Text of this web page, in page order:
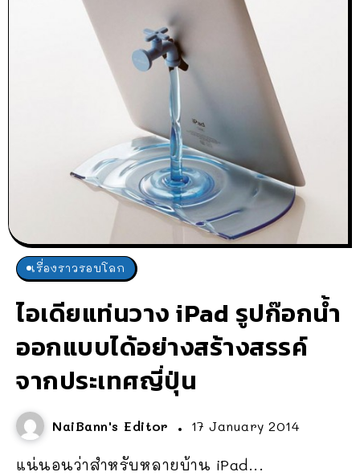
เรื่องราวรอบโลก
ไอเดียแท่นวาง iPad รูปก๊อกน้ำ
ออกแบบได้อย่างสร้างสรรค์
จากประเทศญี่ปุ่น
NaiBann's Editor 17 January 2014
แน่นอนว่าสำหรับหลายบ้าน iPad...